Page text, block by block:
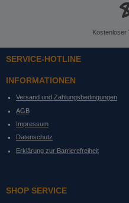
Kostenloser
SERVICE-HOTLINE
INFORMATIONEN
Versand und Zahlungsbedingungen
AGB
Impressum
Datenschutz
Erklärung zur Barrierefreiheit
SHOP SERVICE